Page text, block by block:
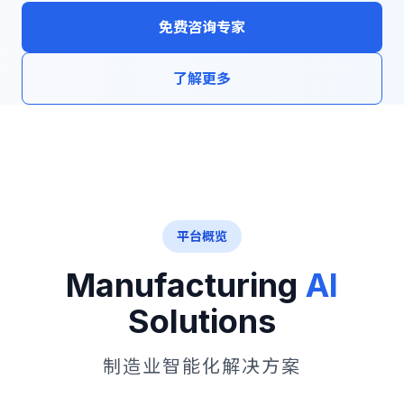
免费咨询专家
了解更多
平台概览
Manufacturing AI
Solutions
制造业智能化解决方案